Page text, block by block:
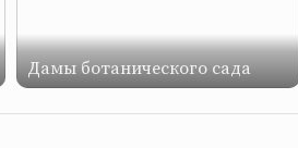
Дамы ботанического сада